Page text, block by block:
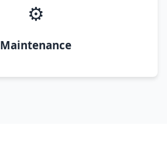
⚙️
Maintenance